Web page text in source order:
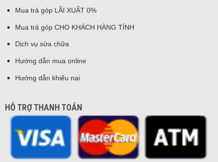
Mua trả góp LÃI XUẤT 0%
Mua trả góp CHO KHÁCH HÀNG TỈNH
Dịch vụ sửa chữa
Hướng dẫn mua online
Hướng dẫn khiếu nại
HỖ TRỢ THANH TOÁN